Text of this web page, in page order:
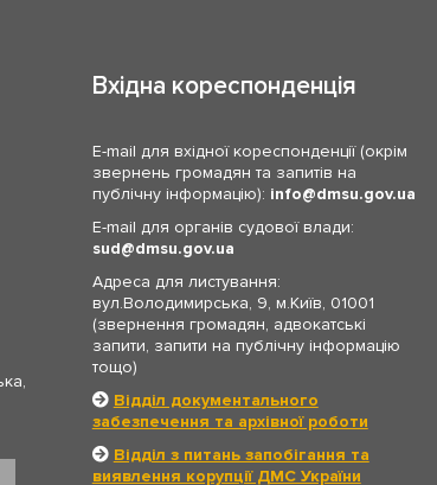
Вхідна кореспонденція
E-mail для вхідної кореспонденції (окрім
звернень громадян та запитів на
публічну інформацію): info
dmsu.gov.ua
E-mail для органів судової влади:
sud
dmsu.gov.ua
Адреса для листування:
вул.Володимирська, 9, м.Київ, 01001
(звернення громадян, адвокатські
запити, запити на публічну інформацію
тощо)
Відділ документального
забезпечення та архівної роботи
Відділ з питань запобігання та
виявлення корупції ДМС України